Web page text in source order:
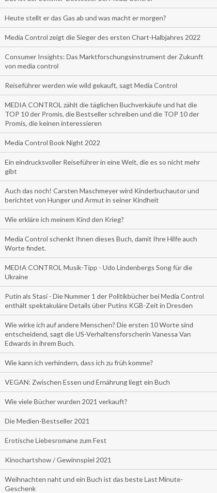
Heute stellt er das Gas ab und was macht er morgen?
Media Control zeigt die Sieger des ersten Chart-Halbjahres 2022
Consumer Insights: Das Marktforschungsinstrument der Zukunft
von media control
Reiseführer werden wie wild gekauft, sagt Media Control
MEDIA CONTROL zählt die täglichen Buchverkäufe und hat die
TOP 10 der Promis, die Bestseller schreiben und die TOP 10 der
Promis, die keinen interessieren
Media Control Book Night 2022
Ein eindrucksvoller Reiseführer in eine Welt, die es so nicht mehr
gibt
Auch das noch! Carsten Maschmeyer wird Kinderbuchautor und
berichtet von Hunger und Armut in seiner Kindheit
Wie erkläre ich meinem Kind den Krieg?
Media Control schenkt Ihnen dieses Buch, damit Ihre Hilfe auch
Worte findet.
MEDIA CONTROL Musik-Tipp - Udo Lindenbergs Song für die
Ukraine
Putin als Stasi - Die Nummer 1 der Politikbücher bei Media Control
enthält spektakuläre Details über Putins KGB-Zeit in Dresden
Wie wirke ich auf andere Menschen? Die ersten 10 Worte sind
entscheidend, sagt die US-Verhaltensforscherin Vanessa Van
Edwards in ihrem Buch.
Wie kann ich verhindern, dass ich zu früh komme?
VEGAN: Zwischen Essen und Ernährung liegt ein Buch
Wie viele Bücher wurden 2021 verkauft?
Die Medien-Bestseller 2021
Erotische Liebesromane zum Fest
Kinochartshow / Gewinnspiel 2021
Weihnachten naht und ein Buch ist das beste Last Minute-
Geschenk